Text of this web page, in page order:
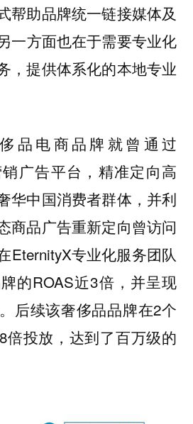
帮助品牌统一链接媒体及
一方面也在于需要专业化
，提供体系化的本地专业
品电商品牌就曾通过
广告平台，精准定向高
华中国消费者群体，并利
商品广告重新定向曾访问
EternityX专业化服务团队
的ROAS近3倍，并呈现
后续该奢侈品品牌在2个
倍投放，达到了百万级的